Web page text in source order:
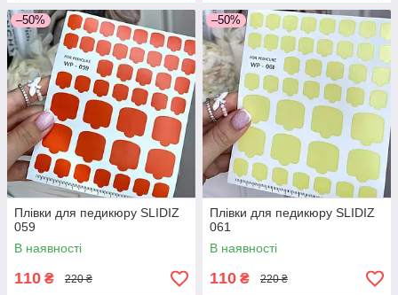
–50%
Плівки для педикюру SLIDIZ
059
В наявності
110 ₴ 220 ₴
–50%
Плівки для педикюру SLIDIZ
061
В наявності
110 ₴ 220 ₴